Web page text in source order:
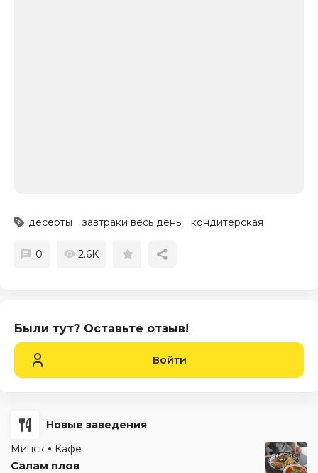
десерты завтраки весь день кондитерская
0 2.6K
Были тут? Оставьте отзыв!
Войти
Новые заведения
Минск
Кафе
Салам плов